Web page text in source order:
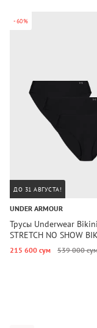
-60%
ДО 31 АВГУСТА!
UNDER ARMOUR
Трусы Underwear
STRETCH NO SHOW
3PK Under Armour
215 600 сум 539 000